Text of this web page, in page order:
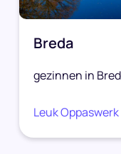
Breda
gezinnen in
Leuk